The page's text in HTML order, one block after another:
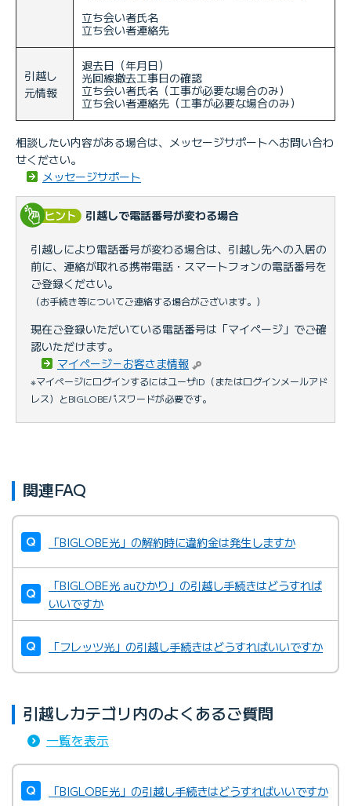
立ち会い者氏名
立ち会い者連絡先
引越し
元情報
退去日（年月日）
光回線撤去工事日の確認
立ち会い者氏名（工事が必要な場合のみ）
立ち会い者連絡先（工事が必要な場合のみ）
相談したい内容がある場合は、メッセージサポートへお問い合わ
せください。
メッセージサポート
引越しで電話番号が変わる場合
引越しにより電話番号が変わる場合は、引越し先への入居の
前に、連絡が取れる携帯電話・スマートフォンの電話番号を
ご登録ください。
（お手続き等についてご連絡する場合がございます。）
現在ご登録いただいている電話番号は「マイページ」でご確
認いただけます。
マイページ－お客さま情報
※マイページにログインするにはユーザID（またはログインメールアド
レス）とBIGLOBEパスワードが必要です。
関連FAQ
「BIGLOBE光」の解約時に違約金は発生しますか
「BIGLOBE光 auひかり」の引越し手続きはどうすれば
いいですか
「フレッツ光」の引越し手続きはどうすればいいですか
引越しカテゴリ内のよくあるご質問
一覧を表示
「BIGLOBE光」の引越し手続きはどうすればいいですか